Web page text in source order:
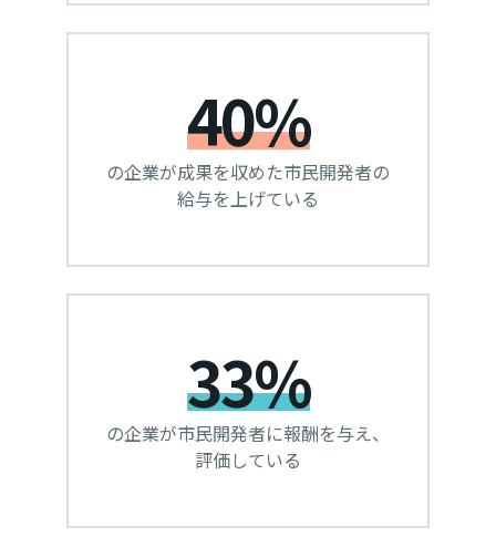
40%
の企業が成果を収めた市民開発者の
給与を上げている
33%
の企業が市民開発者に報酬を与え、
評価している